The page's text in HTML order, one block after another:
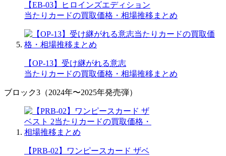
【EB-03】ヒロインズエディション
当たりカードの買取価格・相場推移まとめ
【OP-13】受け継がれる意志
当たりカードの買取価格・相場推移まとめ
ブロック3（2024年〜2025年発売弾）
【PRB-02】ワンピースカード ザベ